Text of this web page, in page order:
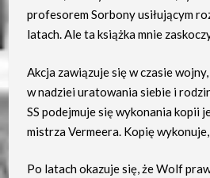
profesorem Sorbony usiłującym
latach. Ale ta książka mnie
Akcja zawiązuje się w czasie
w nadziei uratowania siebie i
SS podejmuje się wykonania kopii
mistrza Vermeera. Kopię
Po latach okazuje się, że Wolf